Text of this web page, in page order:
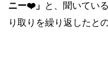
ニー❤️」
と、聞いてい
り取りを繰り返したと